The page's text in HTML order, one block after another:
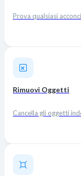
Prova qualsiasi
Rimuovi Oggetti
Cancella gli oggetti